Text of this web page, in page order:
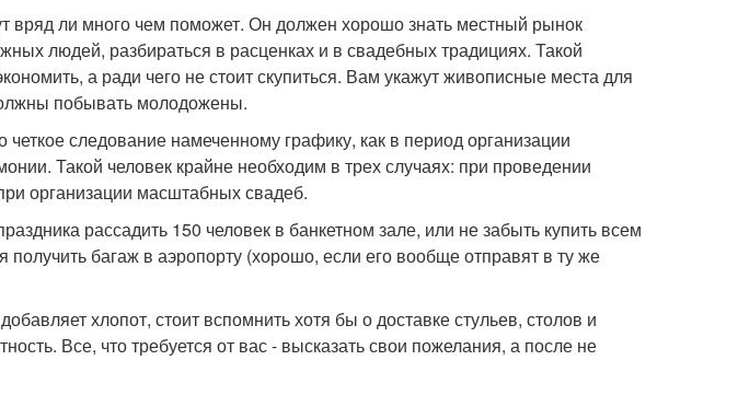
вряд ли много чем поможет. Он должен хорошо знать местный рынок
людей, разбираться в расценках и в свадебных традициях. Такой
а ради чего не стоит скупиться. Вам укажут живописные места для
побывать молодожены.
следование намеченному графику, как в период организации
Такой человек крайне необходим в трех случаях: при проведении
организации масштабных свадеб.
рассадить 150 человек в банкетном зале, или не забыть купить всем
багаж в аэропорту (хорошо, если его вообще отправят в ту же
хлопот, стоит вспомнить хотя бы о доставке стульев, столов и
Все, что требуется от вас - высказать свои пожелания, а после не